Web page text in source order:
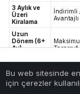
3 Aylık ve
Üzeri
Kiralama
İndirimli
Avantajlı
Uzun
Dönem (6+
Ay)
Tasarruf
💰 Gizli
Bu web sitesinde
için çerezler
Anasayfa